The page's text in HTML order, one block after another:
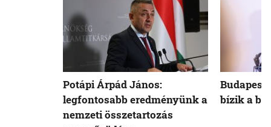
Potápi Árpád János:
legfontosabb eredményünk a
nemzeti összetartozás
Budapest
bízik a